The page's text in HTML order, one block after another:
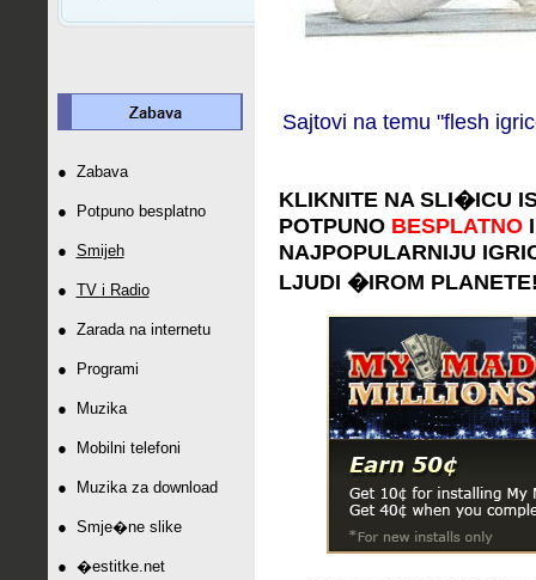
● Zabava
● Potpuno besplatno
● Smijeh
● TV i Radio
● Zarada na internetu
● Programi
● Muzika
● Mobilni telefoni
● Muzika za download
● Smje�ne slike
● �estitke.net
Sajtovi na temu "flesh
KLIKNITE NA SLI�ICU
POTPUNO BESPLATNOI
NAJPOPULARNIJU
LJUDI �IROM